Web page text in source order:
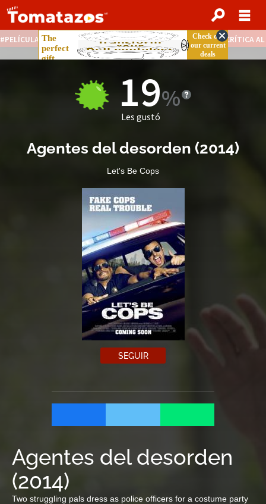
PELÍCULAS STREAMING GRATIS NOTICIAS DESTACADAS CRÍTICA
19
Les gustó
Agentes del desorden (2014)
Let's Be Cops
SEGUIR
Agentes del desorden
(2014)
Two struggling pals dress as police officers for a costume party